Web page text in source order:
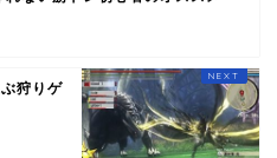
狩りゲ